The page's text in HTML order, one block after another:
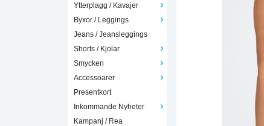
Ytterplagg / Kavajer
Byxor / Leggings
Jeans / Jeansleggings
Shorts / Kjolar
Smycken
Accessoarer
Presentkort
Inkommande Nyheter
Kampanj / Rea